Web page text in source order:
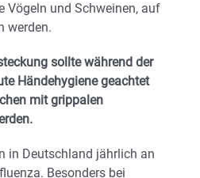
Vögeln und Schweinen, auf
werden.
sollte während der
Händehygiene geachtet
mit grippalen
in Deutschland jährlich an
Besonders bei